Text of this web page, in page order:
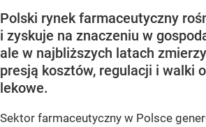
Polski rynek farmaceutyczny
i zyskuje na znaczeniu w
ale w najbliższych latach
presją kosztów, regulacji i walki
lekowe.
Sektor farmaceutyczny w Polsce